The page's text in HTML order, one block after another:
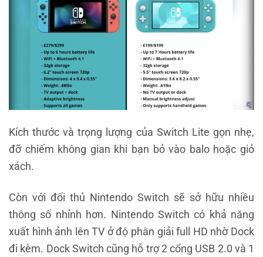
Kích thước và trọng lượng của Switch Lite gọn nhẹ,
đỡ chiếm không gian khi bạn bỏ vào balo hoặc giỏ
xách.
Còn với đối thủ Nintendo Switch sẽ sở hữu nhiều
thông số nhỉnh hơn. Nintendo Switch có khả năng
xuất hình ảnh lên TV ở độ phân giải full HD nhờ Dock
đi kèm. Dock Switch cũng hỗ trợ 2 cổng USB 2.0 và 1